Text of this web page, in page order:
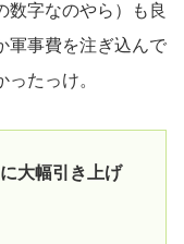
数字なのやら）も良
軍事費を注ぎ込んで
たっけ。
大幅引き上げ